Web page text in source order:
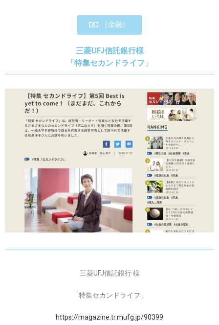
［金融］
三菱UFJ信託銀行様
「特集セカンドライフ」
三菱UFJ信託銀行 様
「特集セカンドライフ」
https://magazine.tr.mufg.jp/90399